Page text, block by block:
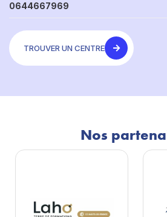
0644667969
TROUVER UN CENTRE
Nos